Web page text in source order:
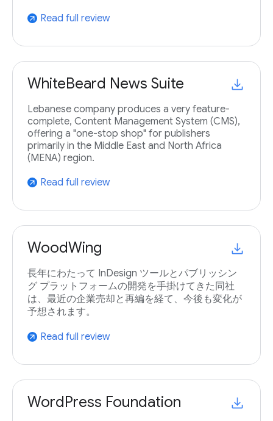
arrow_outward Read full review
WhiteBeard News Suite
Lebanese company produces a very feature-
complete, Content Management System (CMS),
offering a "one-stop shop" for publishers
primarily in the Middle East and North Africa
(MENA) region.
arrow_outward Read full review
WoodWing
長年にわたって InDesign ツールとパブリッシン
グ プラットフォームの開発を手掛けてきた同社
は、最近の企業売却と再編を経て、今後も変化が
予想されます。
arrow_outward Read full review
WordPress Foundation